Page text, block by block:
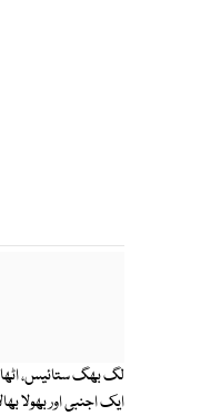
لگ بھگ ستائیس،
ایک اجنبی اور بھولا